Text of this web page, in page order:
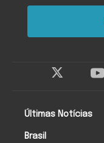
Últimas Notícias
Brasil